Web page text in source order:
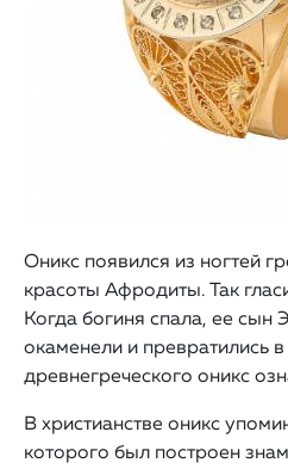
Оникс появился из ногтей
красоты Афродиты. Так
Когда богиня спала, ее сын
окаменели и превратились
древнегреческого оникс
В христианстве оникс
которого был построен